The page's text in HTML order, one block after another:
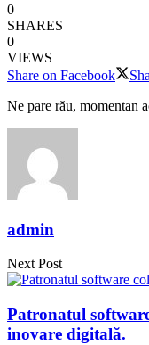
0
SHARES
0
VIEWS
Share on Facebook
Ne pare rău, momentan
admin
Next Post
Patronatul
inovare digitală.